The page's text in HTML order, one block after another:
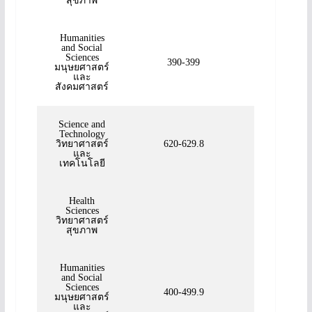
Humanities
and Social
Sciences
มนุษยศาสตร์
และ
สังคมศาสตร์
390-399
Science and
Technology
วิทยาศาสตร์
และ
เทคโนโลยี
620-629.8
Health
Sciences
วิทยาศาสตร์
สุขภาพ
Humanities
and Social
Sciences
มนุษยศาสตร์
และ
400-499.9